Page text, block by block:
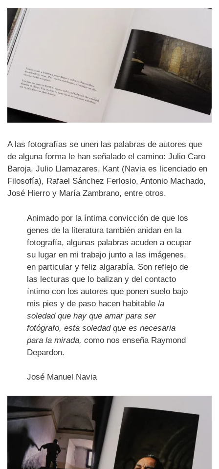
A las fotografías se unen las palabras de autores que
de alguna forma le han señalado el camino: Julio Caro
Baroja, Julio Llamazares, Kant (Navia es licenciado en
Filosofía), Rafael Sánchez Ferlosio, Antonio Machado,
José Hierro y María Zambrano, entre otros.
Animado por la íntima convicción de que los
genes de la literatura también anidan en la
fotografía, algunas palabras acuden a ocupar
su lugar en mi trabajo junto a las imágenes,
en particular y feliz algarabía. Son reflejo de
las lecturas que lo balizan y del contacto
íntimo con los autores que ponen suelo bajo
mis pies y de paso hacen habitable la
soledad que hay que amar para ser
fotógrafo, esta soledad que es necesaria
para la mirada, como nos enseña Raymond
Depardon.
José Manuel Navia